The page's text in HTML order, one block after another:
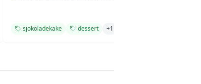
sjokoladekake dessert +1